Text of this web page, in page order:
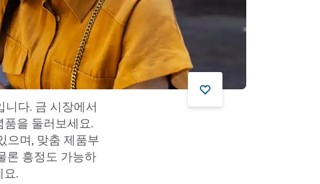
니다. 금 시장에서
품을 둘러보세요.
으며, 맞춤 제품부
론 흥정도 가능하
.